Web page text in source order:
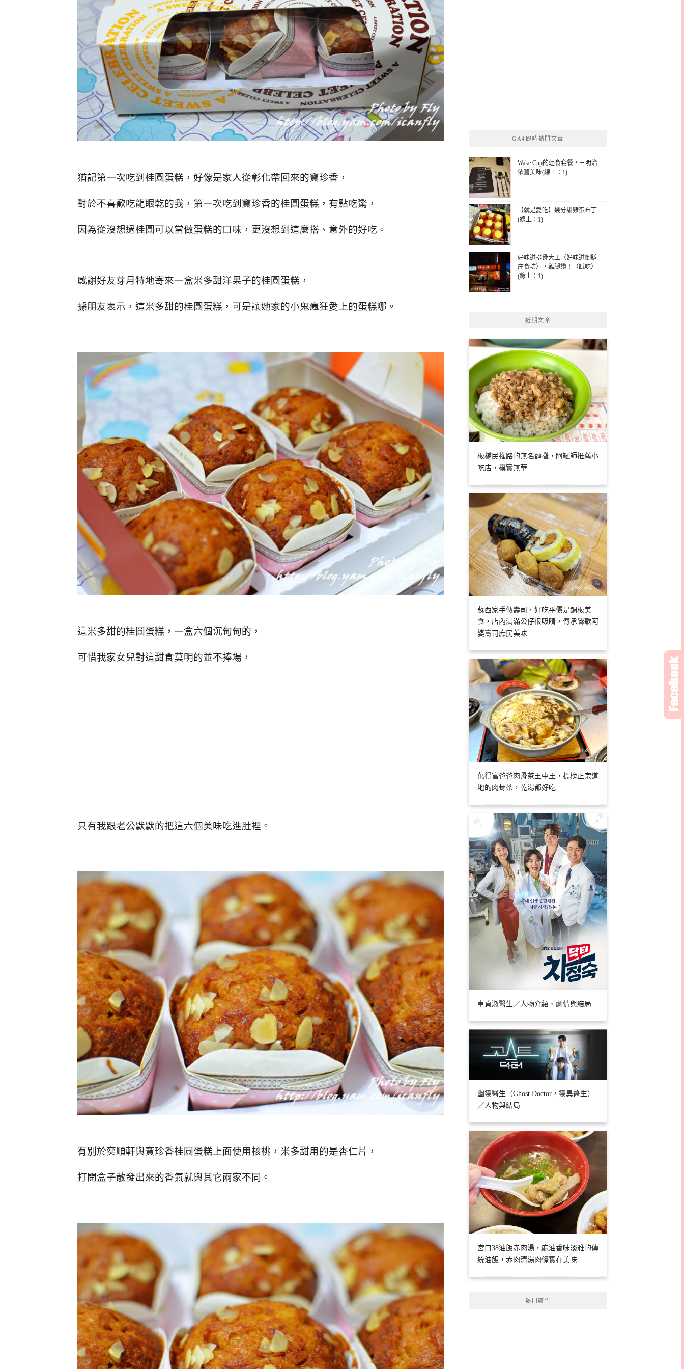
猶記第一次吃到桂圓蛋糕，好像是家人從彰化帶回來的寶珍香，
對於不喜歡吃龍眼乾的我，第一次吃到寶珍香的桂圓蛋糕，有點吃驚，
因為從沒想過桂圓可以當做蛋糕的口味，更沒想到這麼搭、意外的好吃。
感謝好友芽月特地寄來一盒米多甜洋果子的桂圓蛋糕，
據朋友表示，這米多甜的桂圓蛋糕，可是讓她家的小鬼瘋狂愛上的蛋糕哪。
這米多甜的桂圓蛋糕，一盒六個沉甸甸的，
可惜我家女兒對這甜食莫明的並不捧場，
只有我跟老公默默的把這六個美味吃進肚裡。
有別於奕順軒與寶珍香桂圓蛋糕上面使用核桃，米多甜用的是杏仁片，
打開盒子散發出來的香氣就與其它兩家不同。
GA4即時熱門文章
Wake Cup的輕食套餐，三明治
依舊美味(線上：1)
【就是愛吃】幾分甜雞蛋布丁
(線上：1)
好味道排骨大王（好味道御膳
庄食坊），雞腿讚！（試吃）
(線上：1)
近期文章
板橋民權路的無名麵攤，阿罐師推薦小
吃店，樸實無華
蘇西家手做壽司，好吃平價是銅板美
食，店內滿滿公仔很吸睛，傳承鶯歌阿
婆壽司庶民美味
萬得富爸爸肉骨茶王中王，標榜正宗道
地的肉骨茶，乾湯都好吃
車貞淑醫生／人物介紹、劇情與結局
幽靈醫生（Ghost Doctor，靈異醫生）
／人物與結局
宮口38油飯赤肉湯，麻油香味淡雅的傳
統油飯，赤肉清湯肉條實在美味
熱門廣告